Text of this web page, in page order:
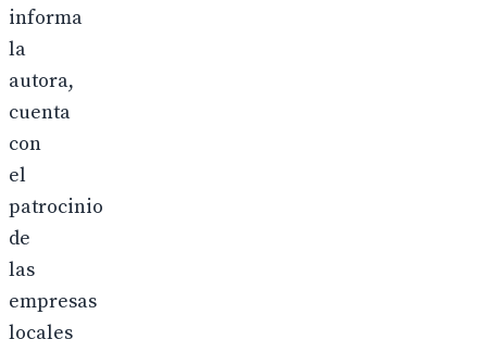
informa
la
autora,
cuenta
con
el
patrocinio
de
las
empresas
locales